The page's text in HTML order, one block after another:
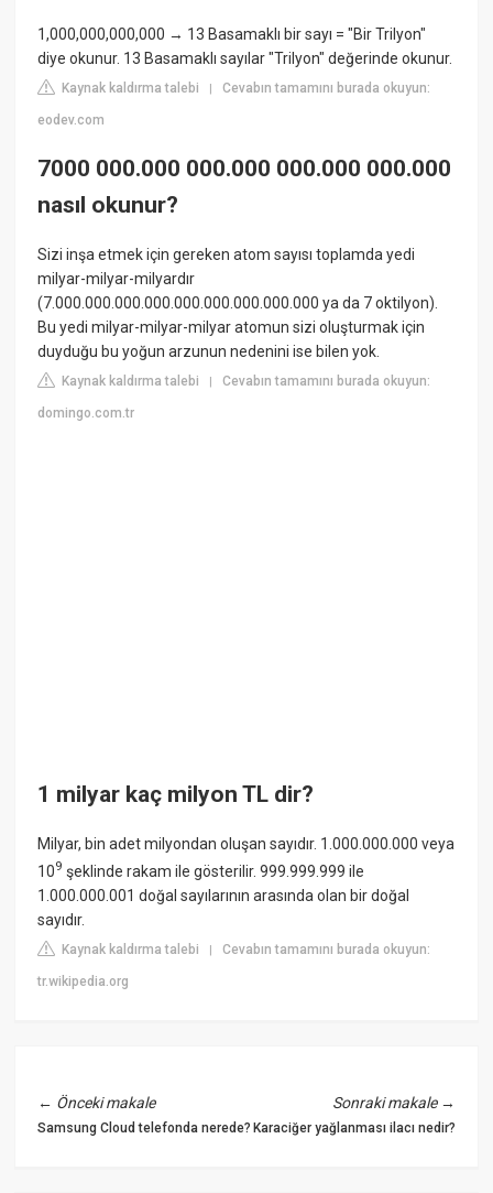
1,000,000,000,000 → 13 Basamaklı bir sayı = "Bir Trilyon"
diye okunur. 13 Basamaklı sayılar "Trilyon" değerinde okunur.
Kaynak kaldırma talebi |Cevabın tamamını burada okuyun:
eodev.com
7000 000.000 000.000 000.000 000.000
nasıl okunur?
Sizi inşa etmek için gereken atom sayısı toplamda yedi
milyar-milyar-milyardır
(7.000.000.000.000.000.000.000.000.000 ya da 7 oktilyon).
Bu yedi milyar-milyar-milyar atomun sizi oluşturmak için
duyduğu bu yoğun arzunun nedenini ise bilen yok.
Kaynak kaldırma talebi |Cevabın tamamını burada okuyun:
domingo.com.tr
1 milyar kaç milyon TL dir?
Milyar, bin adet milyondan oluşan sayıdır. 1.000.000.000 veya
109 şeklinde rakam ile gösterilir. 999.999.999 ile
1.000.000.001 doğal sayılarının arasında olan bir doğal
sayıdır.
Kaynak kaldırma talebi |Cevabın tamamını burada okuyun:
tr.wikipedia.org
← Önceki makale
Samsung Cloud telefonda nerede?
Sonraki makale→
Karaciğer yağlanması ilacı nedir?